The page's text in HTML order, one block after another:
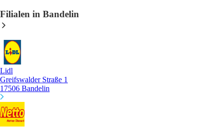
Filialen in Bandelin
Lidl
Greifswalder Straße 1
17506 Bandelin